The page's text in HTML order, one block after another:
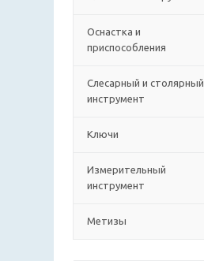
Оснастка и
приспособления
Слесарный и столярный
инструмент
Ключи
Измерительный
инструмент
Метизы